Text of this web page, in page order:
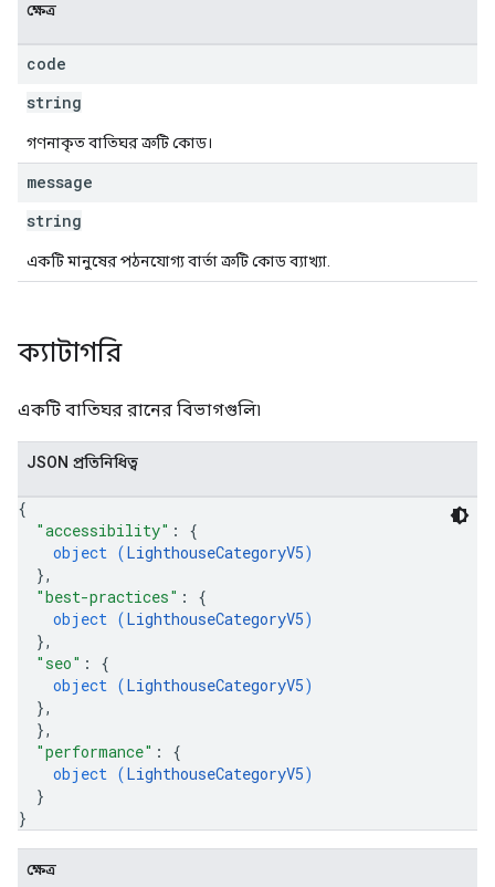
ক্ষেত্র
code
string
গণনাকৃত বাতিঘর ত্রুটি কোড।
message
string
একটি মানুষের পঠনযোগ্য বার্তা ত্রুটি কোড ব্যাখ্যা.
ক্যাটাগরি
একটি বাতিঘর রানের বিভাগগুলি৷
JSON প্রতিনিধিত্ব
{
"accessibility" : {
object (LighthouseCategoryV5)
},
"best-practices" : {
object (LighthouseCategoryV5)
},
"seo" : {
object (LighthouseCategoryV5)
},
},
"performance" : {
object (LighthouseCategoryV5)
}
}
ক্ষেত্র